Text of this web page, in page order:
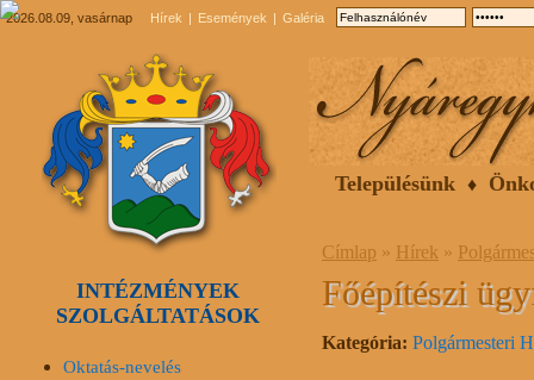
2026.08.09, vasárnap Hírek Események Galéria
Településünk
Címlap » Hírek »
Főépítészi
Kategória: Polgármesteri
INTÉZMÉNYEK
SZOLGÁLTATÁSOK
Oktatás-nevelés